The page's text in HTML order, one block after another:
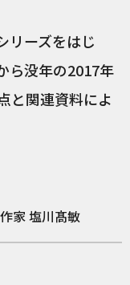
リーズをはじ
ら没年の2017年
と関連資料によ
家 塩川髙敏